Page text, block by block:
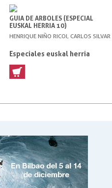
GUIA DE ARBOLES (ESPECIAL
EUSKAL HERRIA 10)
HENRIQUE NIÑO RICOI, CARLOS SILVAR
Especiales euskal herria